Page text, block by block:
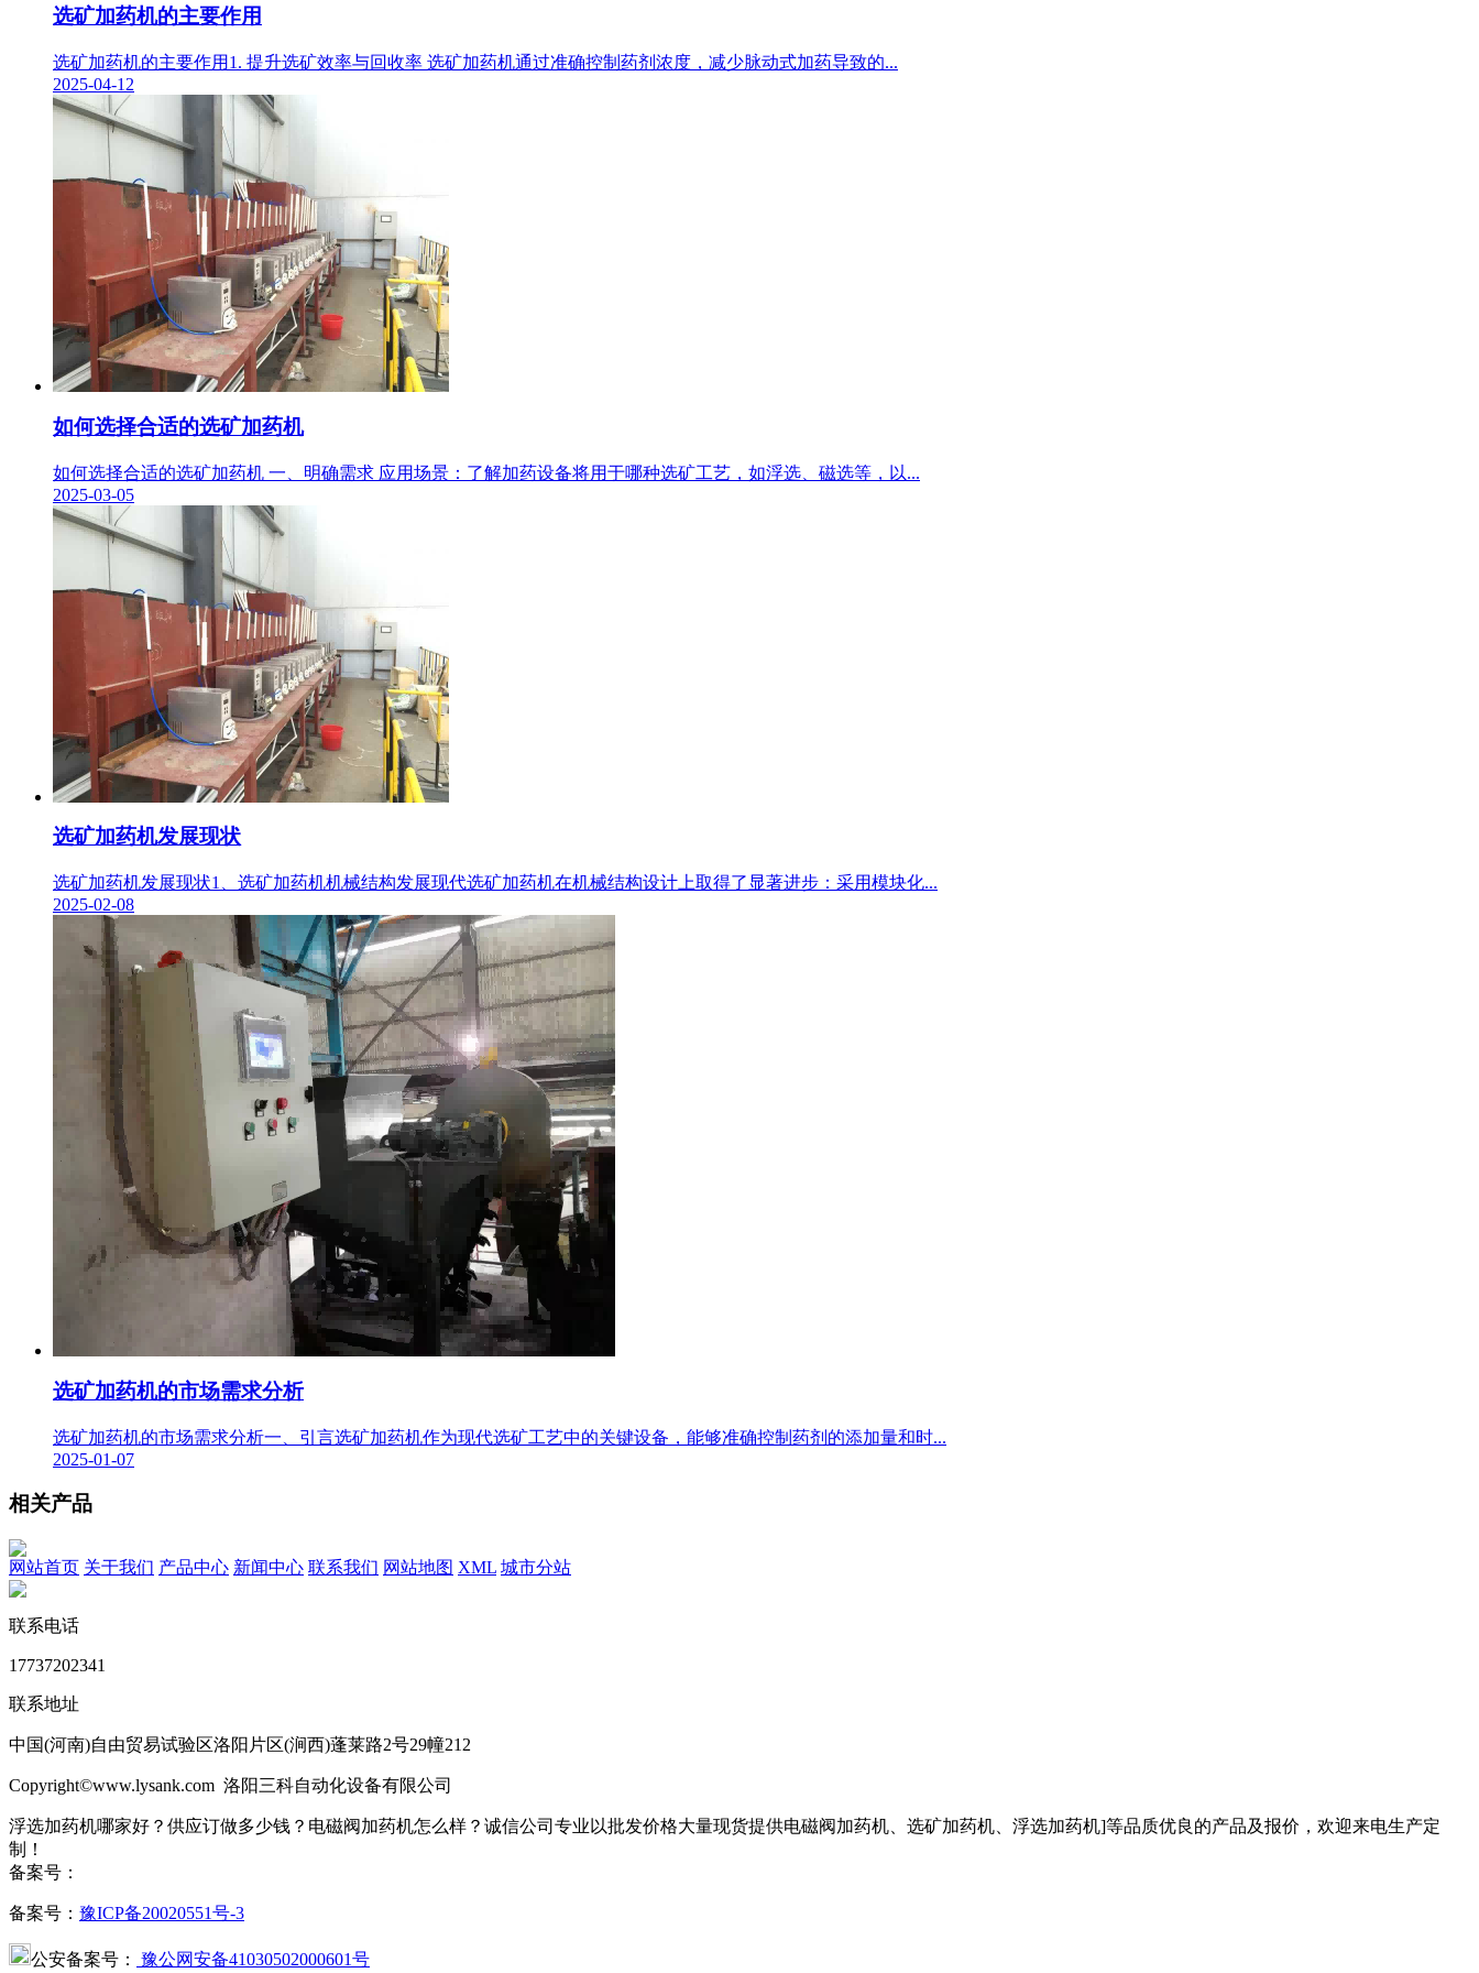
选矿加药机的主要作用
选矿加药机的主要作用1. 提升选矿效率与回收率 选矿加药机通过准确控制药剂浓度，减少脉动式加药导致的...
2025-04-12
如何选择合适的选矿加药机
如何选择合适的选矿加药机 一、明确需求 应用场景：了解加药设备将用于哪种选矿工艺，如浮选、磁选等，以...
2025-03-05
选矿加药机发展现状
选矿加药机发展现状1、选矿加药机机械结构发展现代选矿加药机在机械结构设计上取得了显著进步：采用模块化...
2025-02-08
选矿加药机的市场需求分析
选矿加药机的市场需求分析一、引言选矿加药机作为现代选矿工艺中的关键设备，能够准确控制药剂的添加量和时...
2025-01-07
相关产品
网站首页 关于我们 产品中心 新闻中心 联系我们 网站地图 XML 城市分站
联系电话
17737202341
联系地址
中国(河南)自由贸易试验区洛阳片区(涧西)蓬莱路2号29幢212
Copyright©www.lysank.com 洛阳三科自动化设备有限公司
浮选加药机哪家好？供应订做多少钱？电磁阀加药机怎么样？诚信公司专业以批发价格大量现货提供电磁阀加药机、选矿加药机、浮选加药机]等品质优良的产品及报价，欢迎来电生产定
制！
备案号：
备案号： 豫ICP备20020551号-3
公安备案号： 豫公网安备41030502000601号